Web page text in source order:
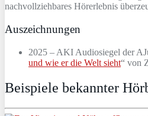
nachvollziehbares Hörerlebnis
Auszeichnungen
2025 – AKI Audiosiegel der
und wie er die Welt sieht“ von
Beispiele bekannter